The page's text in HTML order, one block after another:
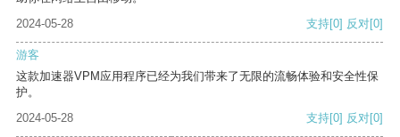
2024-05-28
支持[0] 反对[0]
游客
这款加速器VPM应用程序已经为我们带来了无限的流畅体验和安全性保
护。
2024-05-28
支持[0] 反对[0]